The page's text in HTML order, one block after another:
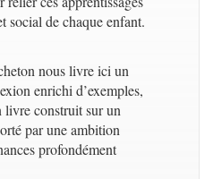
social de chaque enfant.
nous livre ici un
enrichi d’exemples,
livre construit sur un
par une ambition
profondément